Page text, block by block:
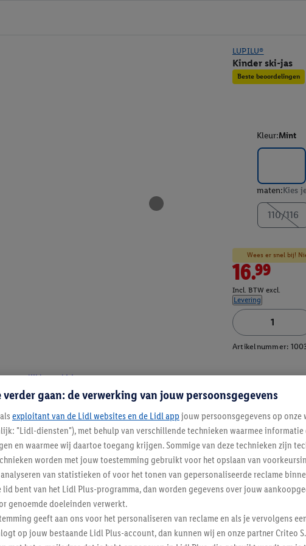
LUPILU®
Kinder ski-jas
Beste beoordelingen
Kleur:Mint
maten:Kies
110/116
Wees er snel bij!
16.99
Incl. BTW excl.
Levering
Artikelnummer:
vergelijkbare ski-jas
verder gaan: de verwerking van jouw persoonsgegevens
exploitant van de Lidl websites en de Lidl app jouw persoonsgegevens op onze
"Lidl-diensten"), met behulp van verschillende technieken waarmee
en waarmee wij daartoe toegang krijgen. Sommige van deze technieken zijn
worden met jouw toestemming gebruikt voor het opslaan van
van statistieken of voor het tonen van gepersonaliseerde reclame
lid bent van het Lidl Plus-programma, dan worden gegevens over jouw
genoemde doeleinden verwerkt.
geeft aan ons voor het personaliseren van reclame en als je vervolgens
op jouw bestaande Lidl Plus-account, dan kunnen wij en onze partner Criteo